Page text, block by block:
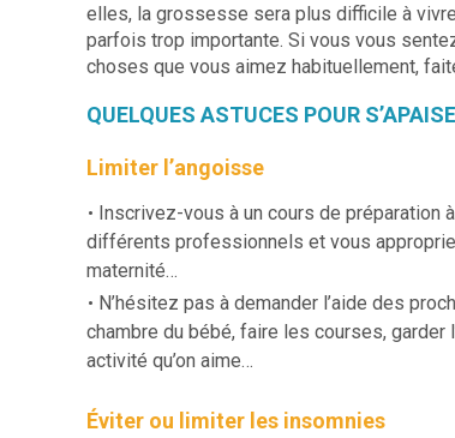
elles, la grossesse sera plus difficile à
parfois trop importante. Si vous vous
choses que vous aimez habituellement,
QUELQUES ASTUCES POUR
Limiter l’angoisse
Inscrivez-vous à un cours de préparation
différents professionnels et vous
maternité…
N’hésitez pas à demander l’aide des
chambre du bébé, faire les courses, garder
activité qu’on aime…
Éviter ou limiter les insomnies